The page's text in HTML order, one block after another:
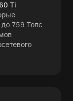
Ti
до 759 Топс